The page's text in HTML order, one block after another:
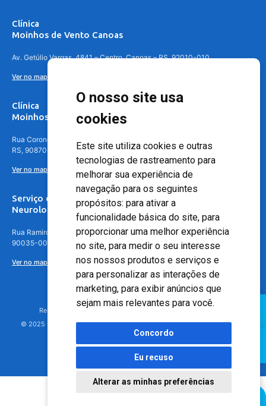
O nosso site usa
cookies
Este site utiliza cookies e outras
tecnologias de rastreamento para
melhorar sua experiência de
navegação para os seguintes
propósitos: para ativar a
funcionalidade básica do site, para
proporcionar uma melhor experiência
no site, para medir o seu interesse
nos nossos produtos e serviços e
para personalizar as interações de
marketing, para exibir anúncios que
sejam mais relevantes para você.
Concordo
Eu recuso
Alterar as minhas preferências
Clínica
Moinhos de Vento Canoas
Av. Getúlio Vargas, 4841 – Centro, Canoas – RS, 92010-010
Ver no mapa
Clínica
Moinhos de Vento - Teresópolis
Rua Coronel Aparício Borges, 250 - 3º andar - Teresópolis, Porto Alegre -
RS, 90870-016
Ver no mapa
Serviço de
Neurologia
Rua Ramiro Barcelos, 630 – 5º andar – Floresta, Porto Alegre – RS,
90035-001
Ver no mapa
Responsável Técnico: Dr. Luiz Antonio Nasi - CREMERS 11217
© 2025 - Hospital Moinhos de Vento - Registro Empresa (CRM-RS): 425